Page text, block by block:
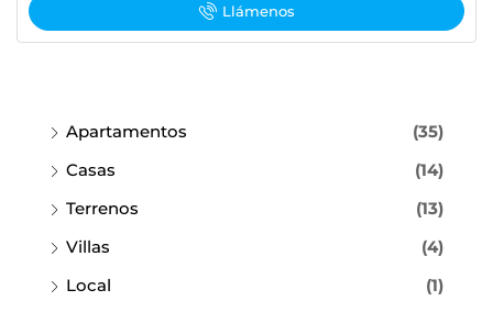
Llámenos
Apartamentos
(35)
Casas
(14)
Terrenos
(13)
Villas
(4)
Local
(1)